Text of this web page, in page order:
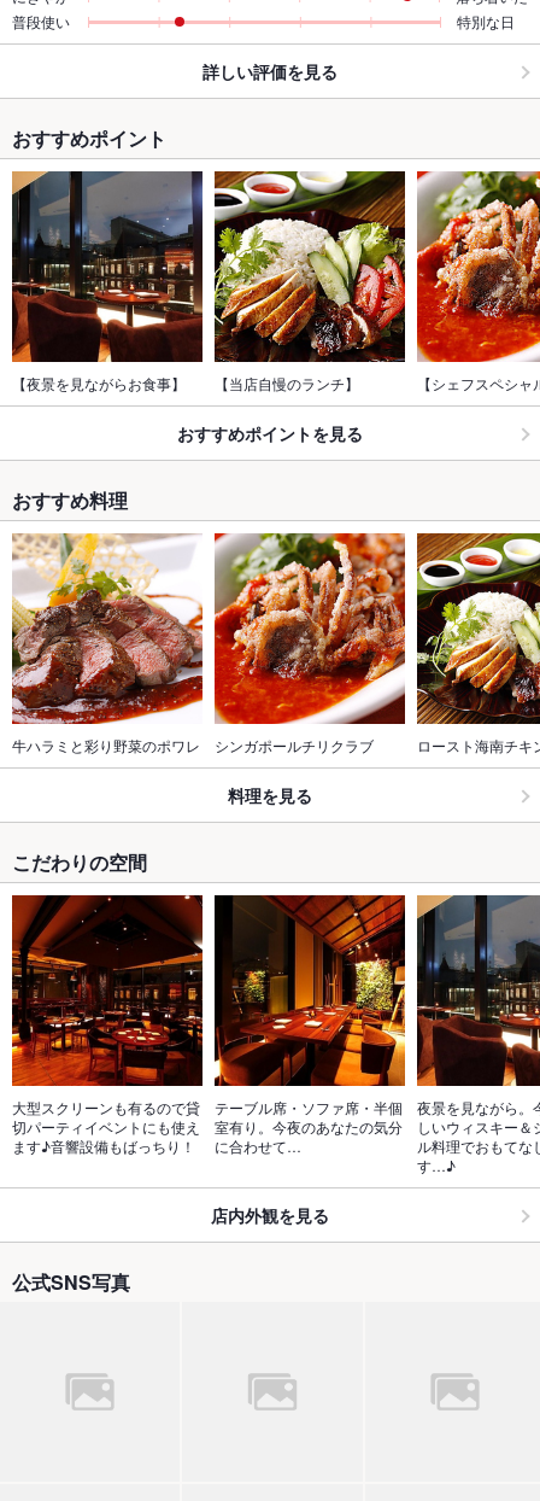
普段使い
特別な日
詳しい評価を見る
おすすめポイント
【夜景を見ながらお食事】 【当店自慢のランチ】 【シェフスペシャ
おすすめポイントを見る
おすすめ料理
牛ハラミと彩り野菜のポワレ シンガポールチリクラブ ロースト海南チキ
料理を見る
こだわりの空間
大型スクリーンも有るので貸
切パーティイベントにも使え
ます♪音響設備もばっちり！
テーブル席・ソファ席・半個
室有り。今夜のあなたの気分
に合わせて…
夜景を見ながら。
しいウィスキー＆
ル料理でおもてな
す…♪
店内外観を見る
公式SNS写真